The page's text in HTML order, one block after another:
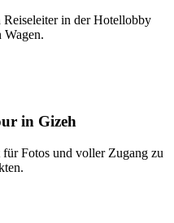
in der Hotellobby
Wagen.
in Gizeh
Fotos und voller Zugang zu